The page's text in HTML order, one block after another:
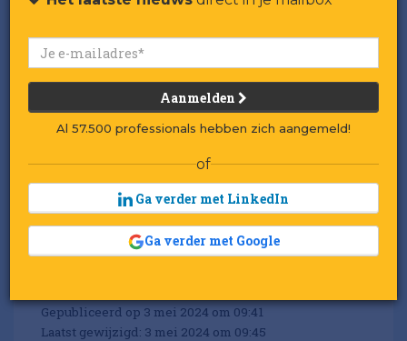
Winnaar/verliezer van de
week: Wakuli en Sacha
Gepubliceerd op 3 mei 2024 om 09:41
Laatst gewijzigd: 3 mei 2024 om 09:45
Aanmelden
Al 57.500 professionals hebben zich aangemeld!
of
Ga verder met LinkedIn
Ga verder met Google